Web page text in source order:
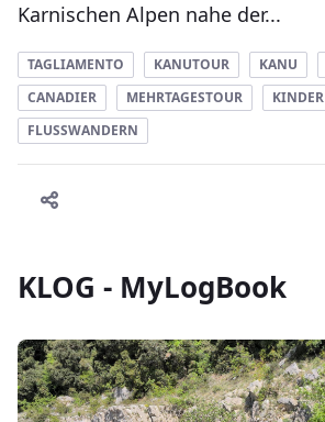
Karnischen Alpen nahe der...
TAGLIAMENTO KANUTOUR KANU
CANADIER
MEHRTAGESTOUR
KINDER
FLUSSWANDERN
KLOG - MyLogBook